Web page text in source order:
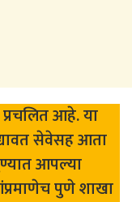
आहे. या
सेवेसह आता
आपल्या
पुणे शाखा